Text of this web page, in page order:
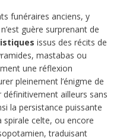
funéraires anciens, y
guère surprenant de
issus des récits de
mastabas ou
une réflexion
pleinement l’énigme de
définitivement ailleurs sans
la persistance puissante
spirale celte, ou encore
traduisant